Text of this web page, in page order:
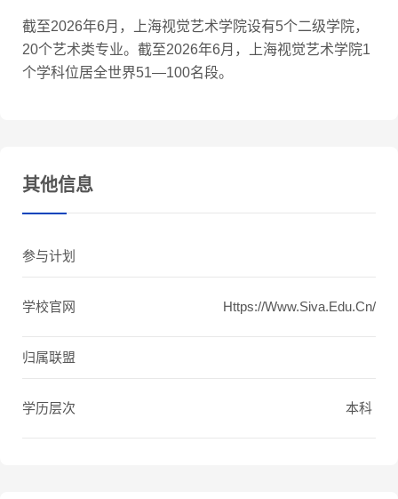
截至2026年6月，上海视觉艺术学院设有5个二级学院，
20个艺术类专业。截至2026年6月，上海视觉艺术学院1
个学科位居全世界51—100名段。
其他信息
参与计划
学校官网 Https://www.siva.edu.cn/
归属联盟
学历层次 本科